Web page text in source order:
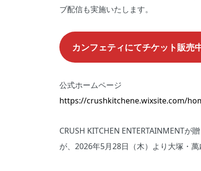
ブ配信も実施いたします。
カンフェティにてチケット販売
公式ホームページ
https://crushkitchene.wixsite.com/
CRUSH KITCHEN ENTERTAINMENT
が、2026年5月28日（木）より大塚・萬